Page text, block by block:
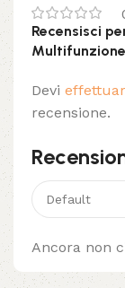
Ancora non
Recensisci
Devi
recensione.